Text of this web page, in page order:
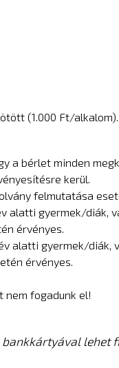
(1.000 Ft/alkalom).
a bérlet minden
kerül.
felmutatása
alatti gyermek/diák,
érvényes.
alatti gyermek/diák,
érvényes.
nem fogadunk el!
lehet